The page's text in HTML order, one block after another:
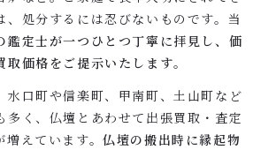
、処分するには忍びないものです。当
鑑定士が一つひとつ丁寧に拝見し、価
取価格をご提示いたします。
水口町や信楽町、甲南町、土山町など
多く、仏壇とあわせて出張買取・査定
増えています。仏壇の搬出時に縁起物